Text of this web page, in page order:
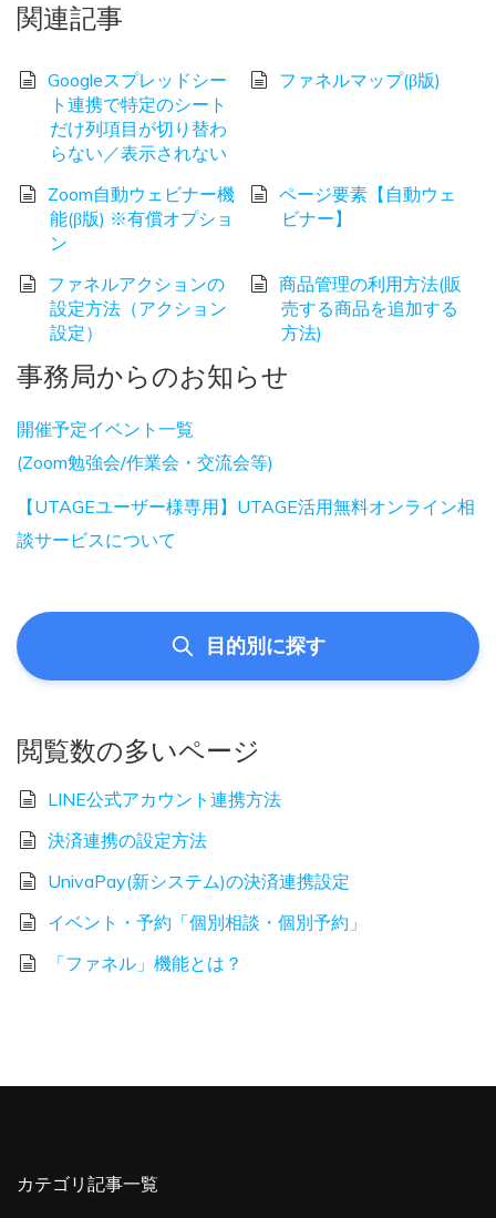
関連記事
Googleスプレッドシー
ト連携で特定のシート
だけ列項目が切り替わ
らない／表示されない
ファネルマップ(β版)
Zoom自動ウェビナー機
能(β版) ※有償オプショ
ン
ページ要素【自動ウェ
ビナー】
ファネルアクションの
設定方法（アクション
設定）
商品管理の利用方法(販
売する商品を追加する
方法)
事務局からのお知らせ
開催予定イベント一覧
(Zoom勉強会/作業会・交流会等)
【UTAGEユーザー様専用】UTAGE活用無料オンライン相
談サービスについて
目的別に探す
閲覧数の多いページ
LINE公式アカウント連携方法
決済連携の設定方法
UnivaPay(新システム)の決済連携設定
イベント・予約「個別相談・個別予約」
「ファネル」機能とは？
カテゴリ記事一覧